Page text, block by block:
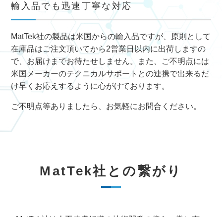
輸入品でも迅速丁寧な対応
MatTek社の製品は米国からの輸入品ですが、原則として
在庫品はご注文頂いてから2営業日以内に出荷しますの
で、お届けまでお待たせしません。また、ご不明点には
米国メーカーのテクニカルサポートとの連携で出来るだ
け早くお応えするように心がけております。
ご不明点等ありましたら、お気軽にお問合ください。
MatTek社との繋がり